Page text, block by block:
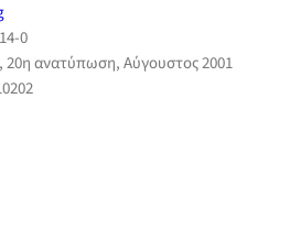
0
20η ανατύπωση, Αύγουστος 2001